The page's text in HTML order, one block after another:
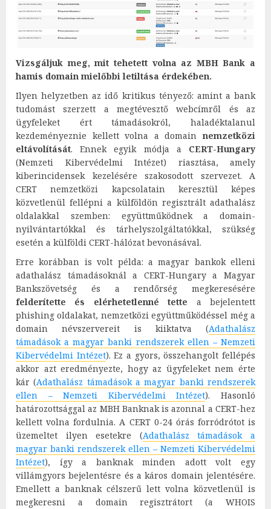
Vizsgáljuk meg, mit tehetett volna az MBH Bank a
hamis domain mielőbbi letiltása érdekében.
Ilyen helyzetben az idő kritikus tényező: amint a bank
tudomást szerzett a megtévesztő webcímről és az
ügyfeleket ért támadásokról, haladéktalanul
kezdeményeznie kellett volna a domain nemzetközi
eltávolítását. Ennek egyik módja a CERT-Hungary
(Nemzeti Kibervédelmi Intézet) riasztása, amely
kiberincidensek kezelésére szakosodott szervezet. A
CERT nemzetközi kapcsolatain keresztül képes
közvetlenül fellépni a külföldön regisztrált adathalász
oldalakkal szemben: együttműködnek a domain-
nyilvántartókkal és tárhelyszolgáltatókkal, szükség
esetén a külföldi CERT-hálózat bevonásával.
Erre korábban is volt példa: a magyar bankok elleni
adathalász támadásoknál a CERT-Hungary a Magyar
Bankszövetség és a rendőrség megkeresésére
felderítette és elérhetetlenné tette a bejelentett
phishing oldalakat, nemzetközi együttműködéssel még a
domain névszervereit is kiiktatva (Adathalász
támadások a magyar banki rendszerek ellen – Nemzeti
Kibervédelmi Intézet). Ez a gyors, összehangolt fellépés
akkor azt eredményezte, hogy az ügyfeleket nem érte
kár (Adathalász támadások a magyar banki rendszerek
ellen – Nemzeti Kibervédelmi Intézet). Hasonló
határozottsággal az MBH Banknak is azonnal a CERT-hez
kellett volna fordulnia. A CERT 0-24 órás forródrótot is
üzemeltet ilyen esetekre (Adathalász támadások a
magyar banki rendszerek ellen – Nemzeti Kibervédelmi
Intézet), így a banknak minden adott volt egy
villámgyors bejelentésre és a káros domain jelentésére.
Emellett a banknak célszerű lett volna közvetlenül is
megkeresni a domain regisztrátort (a WHOIS